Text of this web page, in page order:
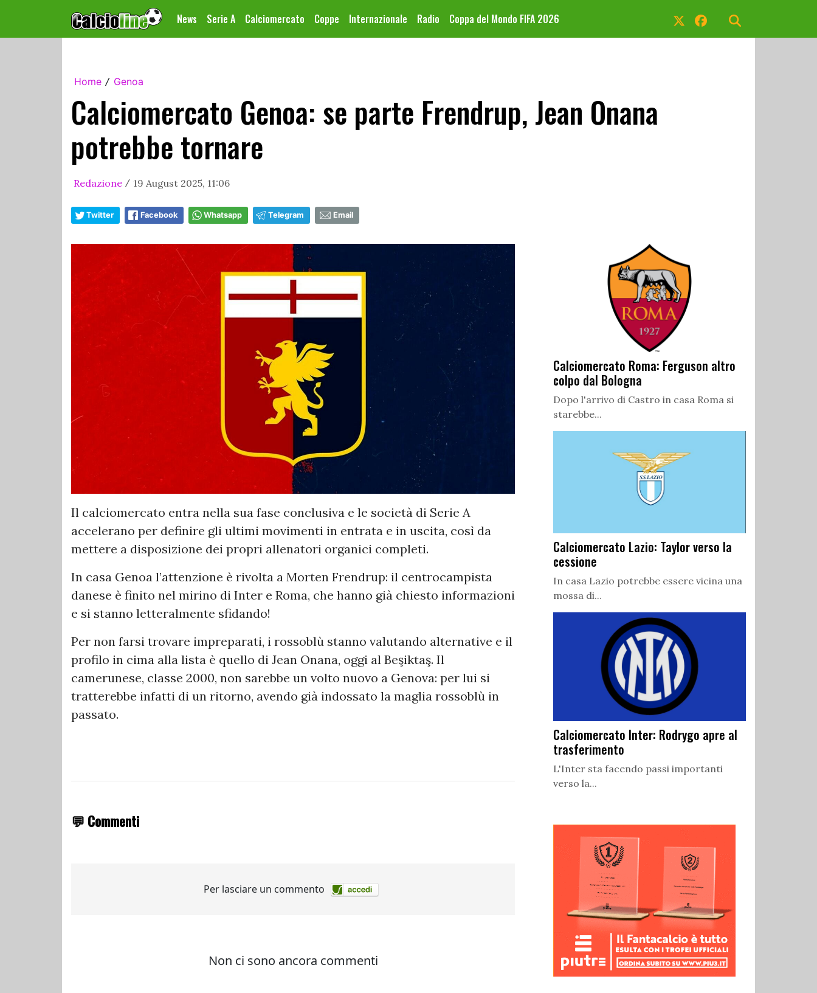
News Serie A Calciomercato Coppe Internazionale Radio Coppa del Mondo FIFA 2026
Home / Genoa
Calciomercato Genoa: se parte Frendrup, Jean Onana
potrebbe tornare
Redazione / 19 August 2025, 11:06
Twitter Facebook Whatsapp Telegram Email
Il calciomercato entra nella sua fase conclusiva e le società di Serie A
accelerano per definire gli ultimi movimenti in entrata e in uscita, così da
mettere a disposizione dei propri allenatori organici completi.
In casa Genoa l’attenzione è rivolta a Morten Frendrup: il centrocampista
danese è finito nel mirino di Inter e Roma, che hanno già chiesto informazioni
e si stanno letteralmente sfidando!
Per non farsi trovare impreparati, i rossoblù stanno valutando alternative e il
profilo in cima alla lista è quello di Jean Onana, oggi al Beşiktaş. Il
camerunese, classe 2000, non sarebbe un volto nuovo a Genova: per lui si
tratterebbe infatti di un ritorno, avendo già indossato la maglia rossoblù in
passato.
💬 Commenti
Calciomercato Roma: Ferguson altro
colpo dal Bologna
Dopo l'arrivo di Castro in casa Roma si
starebbe...
Calciomercato Lazio: Taylor verso la
cessione
In casa Lazio potrebbe essere vicina una
mossa di...
Calciomercato Inter: Rodrygo apre al
trasferimento
L'Inter sta facendo passi importanti
verso la...